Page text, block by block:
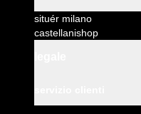
situér milano
castellanishop